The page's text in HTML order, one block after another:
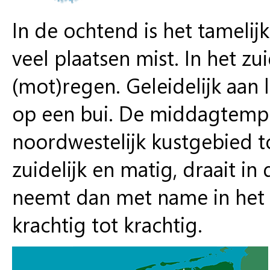
In de ochtend is het
veel plaatsen mist. In het
(mot)regen. Geleidelijk aan
op een bui. De
noordwestelijk kustgebied
zuidelijk en matig, draait in
neemt dan met name in
krachtig tot krachtig.